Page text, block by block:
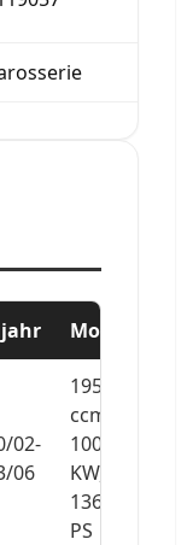
Motor
02-
06
1951
ccm,
100
KW,
136
PS